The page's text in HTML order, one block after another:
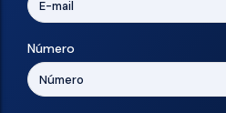
Número